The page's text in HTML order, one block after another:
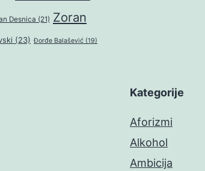
Desnica (21) Zoran
(23) Đorđe Balašević (19)
Kategorije
Aforizmi
Alkohol
Ambicija